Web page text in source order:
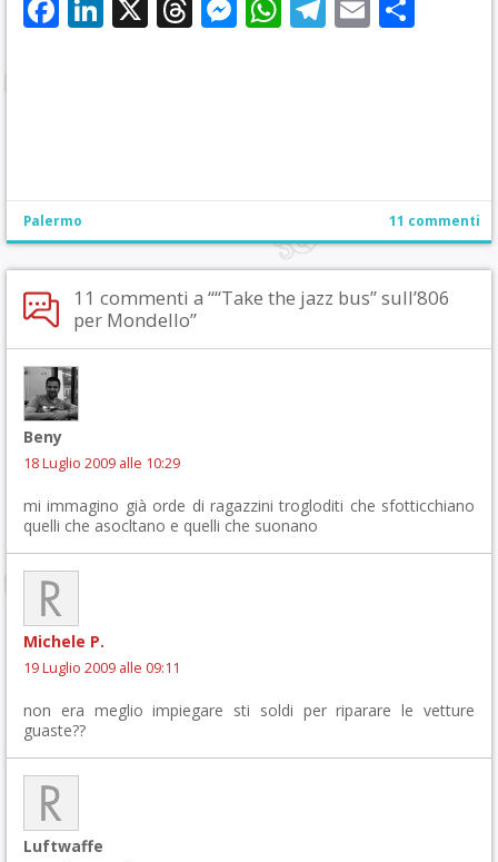
Facebook
LinkedIn
X Threads
Messenger
WhatsApp
Telegram
Email
Palermo 11 commenti
11 commenti a ““Take the jazz bus” sull’806
per Mondello”
Beny
18 Luglio 2009 alle 10:29
mi immagino già orde di ragazzini trogloditi che sfotticchiano
quelli che asocltano e quelli che suonano
Michele P.
19 Luglio 2009 alle 09:11
non era meglio impiegare sti soldi per riparare le vetture
guaste??
Luftwaffe